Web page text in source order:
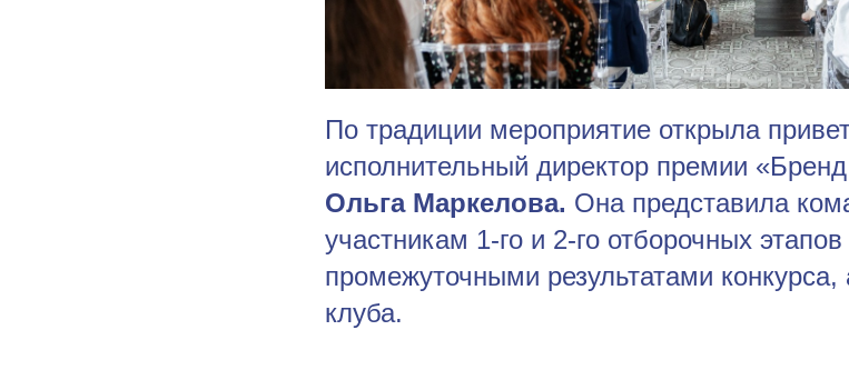
По традиции мероприятие открыла
исполнительный директор премии
Ольга Маркелова. Она представила
участникам 1-го и 2-го отборочных
промежуточными результатами
клуба.